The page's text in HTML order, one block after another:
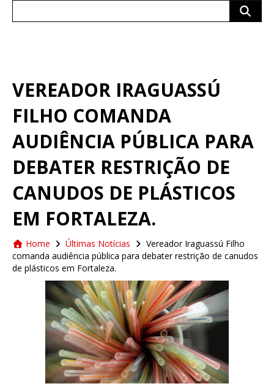
VEREADOR IRAGUASSÚ
FILHO COMANDA
AUDIÊNCIA PÚBLICA PARA
DEBATER RESTRIÇÃO DE
CANUDOS DE PLÁSTICOS
EM FORTALEZA.
Home Últimas Notícias
Vereador Iraguassú Filho
comanda audiência pública para debater restrição de canudos
de plásticos em Fortaleza.